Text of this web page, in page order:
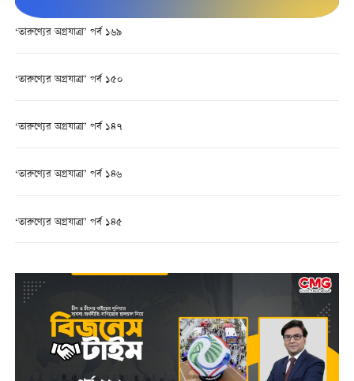
‘তারুণ্যের অগ্রযাত্রা’ পর্ব ১৬৯
‘তারুণ্যের অগ্রযাত্রা’ পর্ব ১৫০
‘তারুণ্যের অগ্রযাত্রা’ পর্ব ১৪৭
‘তারুণ্যের অগ্রযাত্রা’ পর্ব ১৪৬
‘তারুণ্যের অগ্রযাত্রা’ পর্ব ১৪৫